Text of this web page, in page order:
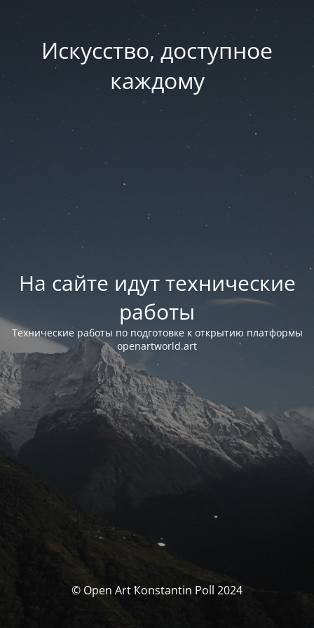
Искусство, доступное
каждому
На сайте идут технические
работы
Технические работы по подготовке к открытию платформы
openartworld.art
© Open Art Ҟonstantin Poll 2024